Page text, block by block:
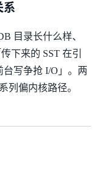
系
目录长什么样、
下来的 SST 在引
台写争抢 I/O」。两
列偏内核路径。